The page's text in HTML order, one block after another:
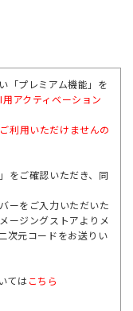
「プレミアム機能」を
用アクティベーション
利用いただけませんの
をご確認いただき、同
ーをご入力いただいた
ージングストアよりメ
次元コードをお送りい
ては こちら